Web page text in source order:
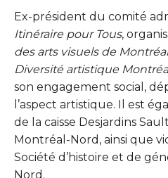
Ex-président du comité
Itinéraire pour Tous,
des arts visuels de
Diversité artistique
son engagement social,
l’aspect artistique. Il est
de la caisse Desjardins
Montréal-Nord, ainsi que
Société d’histoire et de
Nord.